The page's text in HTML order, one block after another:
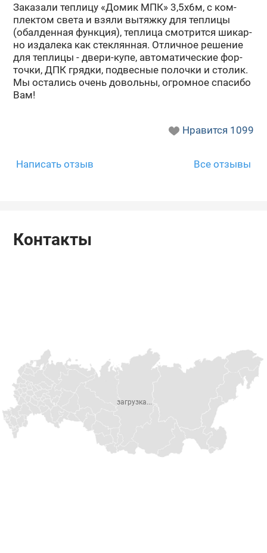
За­ка­за­ли теп­ли­цу «Домик МПК» 3,5х6м, с ком­
плек­том света и взяли вы­тяж­ку для теп­ли­цы
(обал­ден­ная функ­ция), теп­ли­ца смот­рит­ся ши­кар­
но из­да­ле­ка как стек­лян­ная. От­лич­ное ре­ше­ние
для теп­ли­цы - двери-​купе, ав­то­ма­ти­че­ские фор­
точ­ки, ДПК гряд­ки, под­вес­ные по­лоч­ки и сто­лик.
Мы оста­лись очень до­воль­ны, огром­ное спа­си­бо
Вам!
Нравится 1099
Написать отзыв Все отзывы
Контакты
загрузка...